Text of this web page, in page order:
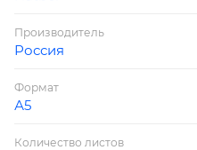
Производитель
Россия
Формат
А5
Количество листов